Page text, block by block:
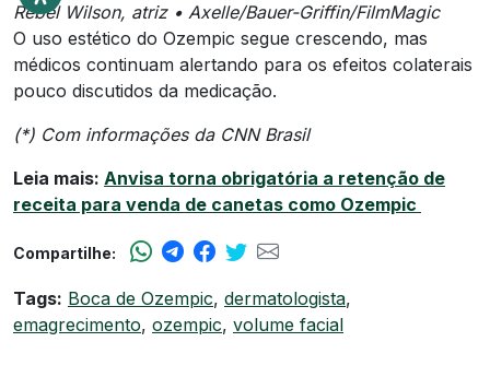
Rebel Wilson, atriz • Axelle/Bauer-Griffin/FilmMagic
O uso estético do Ozempic segue crescendo, mas
médicos continuam alertando para os efeitos colaterais
pouco discutidos da medicação.
(*) Com informações da CNN Brasil
Leia mais: Anvisa torna obrigatória a retenção de
receita para venda de canetas como Ozempic
Compartilhe:
Tags: Boca de Ozempic, dermatologista,
emagrecimento, ozempic, volume facial